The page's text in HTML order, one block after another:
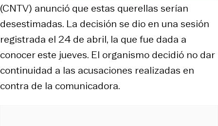
(CNTV) anunció que estas querellas serían
desestimadas. La decisión se dio en una sesión
registrada el 24 de abril, la que fue dada a
conocer este jueves. El organismo decidió no dar
continuidad a las acusaciones realizadas en
contra de la comunicadora.